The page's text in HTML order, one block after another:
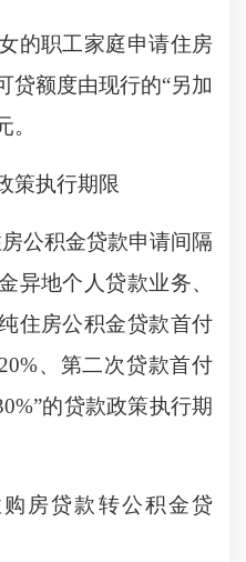
职工家庭申请住房
贷额度由现行的“另加
。
执行期限
公积金贷款申请间隔
异地个人贷款业务、
住房公积金贷款首付
、第二次贷款首付
的贷款政策执行期
房贷款转公积金贷